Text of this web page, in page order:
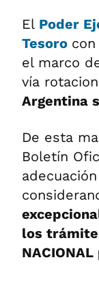
El Poder
Tesoro
el marco
vía
Argentina
De esta
Boletín
los